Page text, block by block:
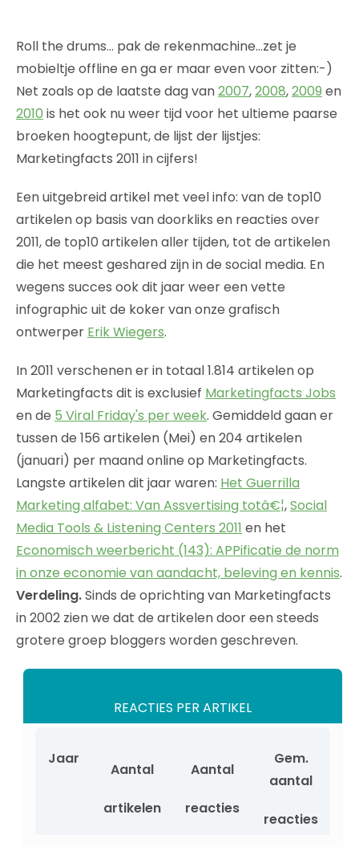
Roll the drums… pak de rekenmachine…zet je
mobieltje offline en ga er maar even voor zitten:-)
Net zoals op de laatste dag van2007,2008,2009 en
2010 is het ook nu weer tijd voor het ultieme paarse
broeken hoogtepunt, de lijst der lijstjes:
Marketingfacts 2011 in cijfers!
Een uitgebreid artikel met veel info: van de top10
artikelen op basis van doorkliks en reacties over
2011, de top10 artikelen aller tijden, tot de artikelen
die het meest geshared zijn in de social media. En
wegens succes ook dit jaar weer een vette
infographic uit de koker van onze grafisch
ontwerper Erik Wiegers.
In 2011 verschenen er in totaal 1.814 artikelen op
Marketingfacts dit is exclusief Marketingfacts Jobs
en de 5 Viral Friday's per week. Gemiddeld gaan er
tussen de 156 artikelen (Mei) en 204 artikelen
(januari) per maand online op Marketingfacts.
Langste artikelen dit jaar waren: Het Guerrilla
Marketing alfabet: Van Assvertising totâ€¦,Social
Media Tools & Listening Centers 2011 en het
Economisch weerbericht (143): APPificatie de norm
in onze economie van aandacht, beleving en kennis.
Verdeling.Sinds de oprichting van Marketingfacts
in 2002 zien we dat de artikelen door een steeds
grotere groep bloggers worden geschreven.
REACTIES PER ARTIKEL
Jaar
Aantal
artikelen
Aantal
reacties
Gem.
aantal
reacties